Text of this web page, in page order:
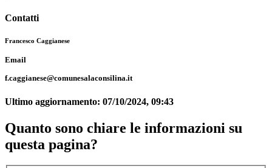
Contatti
Francesco Caggianese
Email
f.caggianese@comunesalaconsilina.it
Ultimo aggiornamento: 07/10/2024, 09:43
Quanto sono chiare le informazioni su
questa pagina?